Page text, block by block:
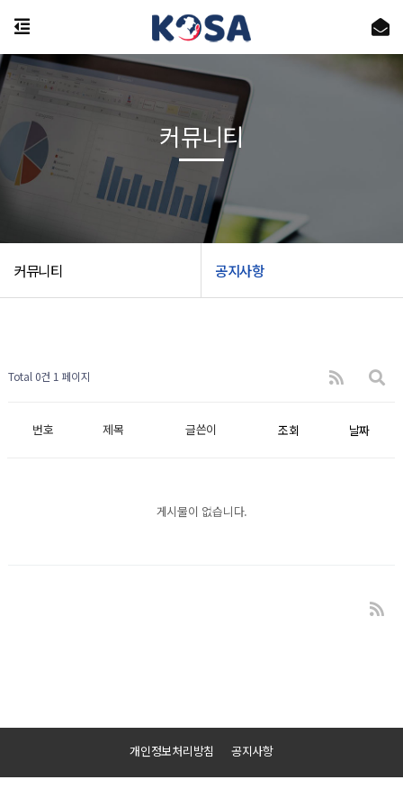
커뮤니티 공지사항
커뮤니티
Total 0건 1 페이지
번호 제목 글쓴이 조회 날짜
게시물이 없습니다.
개인정보처리방침 공지사항